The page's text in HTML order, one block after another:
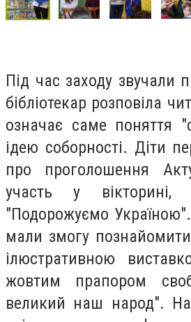
Під час заходу звучали
бібліотекар розповіла
означає саме поняття
ідею соборності. Діти
про проголошення
участь у
"Подорожуємо
мали змогу
ілюстративною
жовтим прапором
великий наш народ".